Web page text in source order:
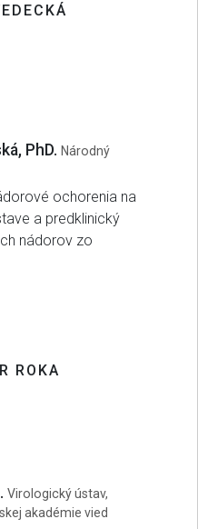
PhD. Národný
ochorenia na
a predklinický
nádorov zo
ROKA
Virologický ústav,
akadémie vied